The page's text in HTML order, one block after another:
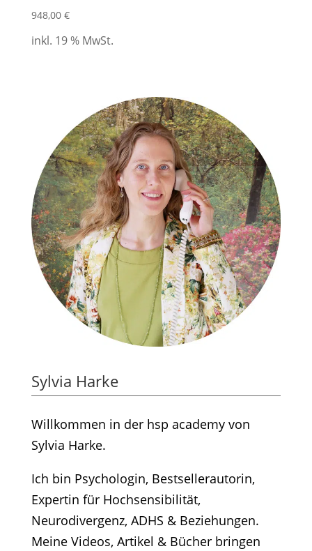
948,00 €
inkl. 19 % MwSt.
Sylvia Harke
Willkommen in der hsp academy von
Sylvia Harke.
Ich bin Psychologin, Bestsellerautorin,
Expertin für Hochsensibilität,
Neurodivergenz, ADHS & Beziehungen.
Meine Videos, Artikel & Bücher bringen